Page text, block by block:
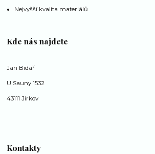
Nejvyšší kvalita materiálů
Kde nás najdete
Jan Bidař
U Sauny 1532
43111 Jirkov
Kontakty